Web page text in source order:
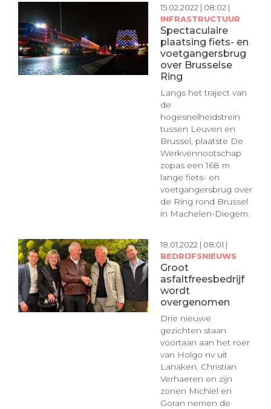
15.02.2022 | 08:02 |
INFRASTRUCTUUR
Spectaculaire
plaatsing fiets- en
voetgangersbrug
over Brusselse
Ring
Langs het traject van
de
hogesnelheidstrein
tussen Leuven en
Brussel, plaatste De
Werkvennootschap
zopas een 168 m
lange fiets- en
voetgangersbrug over
de Ring rond Brussel
in Machelen-Diegem.
18.01.2022 | 08:01 |
BEDRIJFSNIEUWS
Groot
asfaltfreesbedrijf
wordt
overgenomen
Drie nieuwe
gezichten staan
voortaan aan het roer
van Holgo nv uit
Lanaken. Christian
Verhaeren en zijn
zonen Michiel en
Goran nemen de